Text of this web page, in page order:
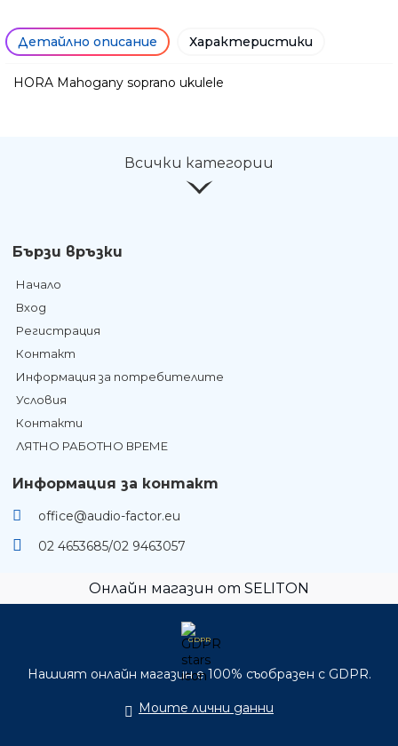
Детайлно описание Характеристики
HORA Mahogany soprano ukulele
Всички категории
Бързи връзки
Начало
Вход
Регистрация
Контакт
Информация за потребителите
Условия
Контакти
ЛЯТНО РАБОТНО ВРЕМЕ
Информация за контакт
office@audio-factor.eu
02 4653685/02 9463057
Онлайн магазин от SELITON
GDPR
Нашият онлайн магазин е 100% съобразен с GDPR.
Моите лични данни